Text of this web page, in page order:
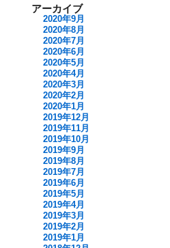
アーカイブ
2020年9月
2020年8月
2020年7月
2020年6月
2020年5月
2020年4月
2020年3月
2020年2月
2020年1月
2019年12月
2019年11月
2019年10月
2019年9月
2019年8月
2019年7月
2019年6月
2019年5月
2019年4月
2019年3月
2019年2月
2019年1月